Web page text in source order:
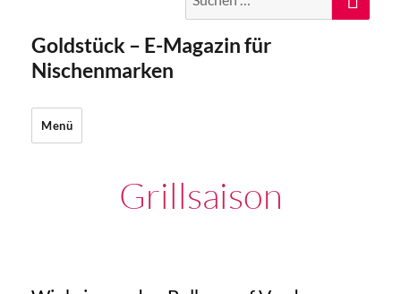
nach:
Goldstück – E-Magazin für
Nischenmarken
Menü
Grillsaison